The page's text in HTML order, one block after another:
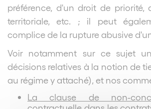
préférence, d'un droit de priorité,
territoriale, etc. ; il peut
complice de la rupture abusive
Voir notamment sur ce sujet
décisions relatives à la notion de
au régime y attaché), et nos
La clause de non-